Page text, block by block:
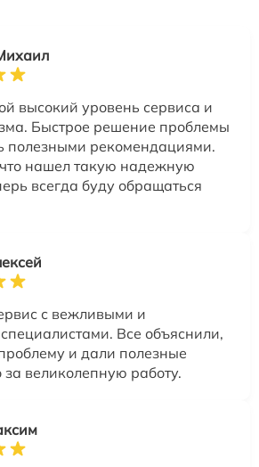
высокий уровень сервиса и
Быстрое решение проблемы
полезными рекомендациями.
нашел такую надежную
всегда буду обращаться
с вежливыми и
Все объяснили,
и дали полезные
за великолепную работу.